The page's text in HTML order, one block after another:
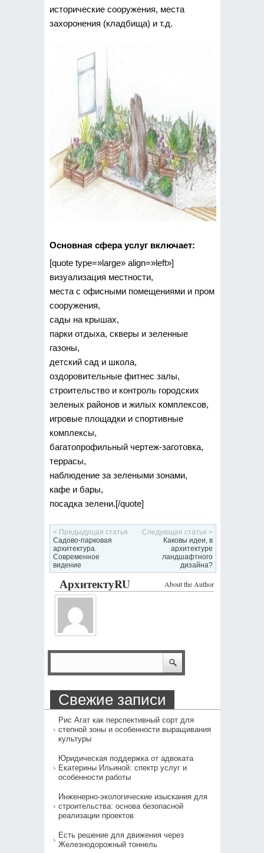
исторические сооружения, места
захоронения (кладбища) и т.д.
Основная сфера услуг включает:
[quote type=»large» align=»left»]
визуализация местности,
места с офисными помещениями и пром
сооружения,
сады на крышах,
парки отдыха, скверы и зеленные
газоны,
детский сад и школа,
оздоровительные фитнес залы,
строительство и контроль городских
зеленых районов и жилых комплексов,
игровые площадки и спортивные
комплексы,
багатопрофильный чертеж-заготовка,
террасы,
наблюдение за зелеными зонами,
кафе и бары,
посадка зелени.[/quote]
< Предыдущая статья
Садово-парковая
архитектура.
Современное
видение
Следующая статья >
Каковы идеи, в
архитектуре
ландшафтного
дизайна?
About the Author
АрхитектуRU
Свежие записи
Рис Агат как перспективный сорт для
степной зоны и особенности выращивания
культуры
Юридическая поддержка от адвоката
Екатерины Ильиной: спектр услуг и
особенности работы
Инженерно-экологические изыскания для
строительства: основа безопасной
реализации проектов
Есть решение для движения через
Железнодорожный тоннель